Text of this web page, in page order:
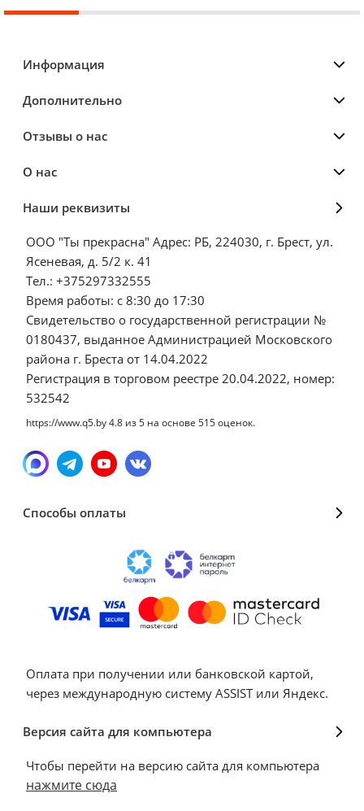
Информация
Дополнительно
Отзывы о нас
О нас
Наши реквизиты
ООО "Ты прекрасна" Адрес: РБ, 224030, г. Брест, ул.
Ясеневая, д. 5/2 к. 41
Тел.: +375297332555
Время работы: с 8:30 до 17:30
Свидетельство о государственной регистрации №
0180437, выданное Администрацией Московского
района г. Бреста от 14.04.2022
Регистрация в торговом реестре 20.04.2022, номер:
532542
https://www.q5.by4.8 из5 на основе 515оценок.
Способы оплаты
Оплата при получении или банковской картой,
через международную систему ASSIST или Яндекс.
Версия сайта для компьютера
Чтобы перейти на версию сайта для компьютера
нажмите сюда